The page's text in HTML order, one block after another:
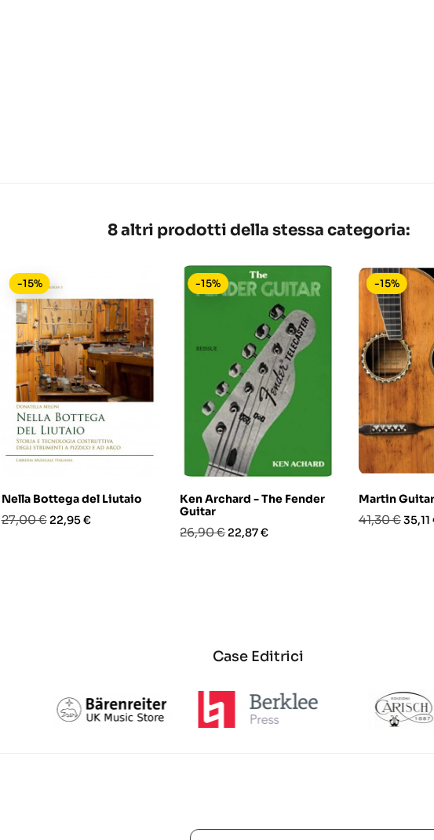
8 altri prodotti della stessa categoria:
Nella Bottega del Liutaio
Prezzo
27,00 € Prezzo
22,95 €
-15%
Ken Archard - The Fender
Guitar
Prezzo
26,90 € Prezzo
22,87 €
-15%
Martin
Prezzo
41,30 €35,11
-15%
Case Editrici